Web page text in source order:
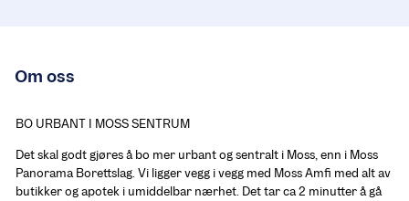
Om oss
BO URBANT I MOSS SENTRUM
Det skal godt gjøres å bo mer urbant og sentralt i Moss, enn i Moss
Panorama Borettslag. Vi ligger vegg i vegg med Moss Amfi med alt av
butikker og apotek i umiddelbar nærhet. Det tar ca 2 minutter å gå